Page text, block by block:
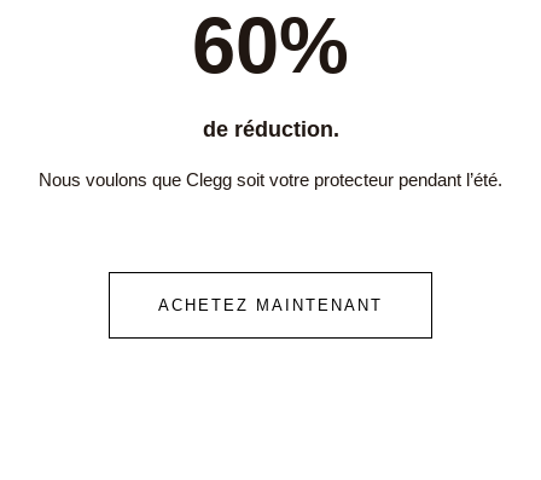
60%
de réduction.
Nous voulons que Clegg soit votre protecteur pendant l’été.
ACHETEZ MAINTENANT